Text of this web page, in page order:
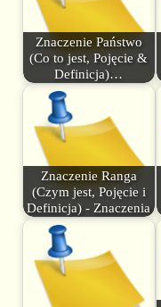
Znaczenie Państwo
(Co to jest, Pojęcie &
Definicja)…
Znaczenie Ranga
(Czym jest, Pojęcie i
Definicja) - Znaczenia